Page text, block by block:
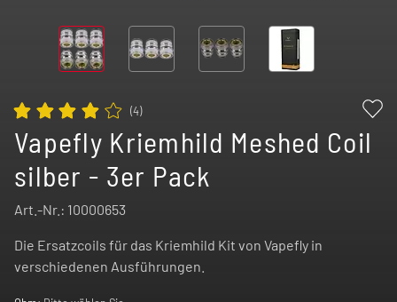
(4)
Vapefly Kriemhild Meshed Coil
silber - 3er Pack
Art.-Nr.: 10000653
Die Ersatzcoils für das Kriemhild Kit von Vapefly in
verschiedenen Ausführungen.